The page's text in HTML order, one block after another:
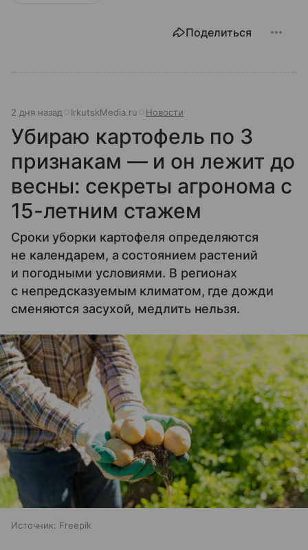
Поделиться
2 дня назад IrkutskMedia.ru Новости
Убираю картофель по 3
признакам — и он лежит до
весны: секреты агронома с
15-летним стажем
Сроки уборки картофеля определяются
не календарем, а состоянием растений
и погодными условиями. В регионах
с непредсказуемым климатом, где дожди
сменяются засухой, медлить нельзя.
Источник: Freepik